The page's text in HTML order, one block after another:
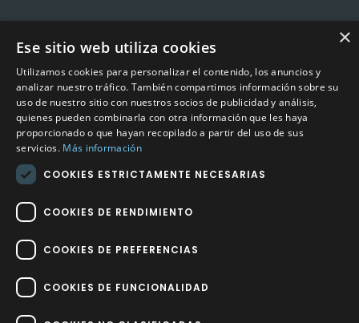
Teléfono957 04 96 57
Emailinfo@factory-sport.es
HORARIO COMERCIAL
Lunes a viernes
10:00 a 14:00 / 18:00 a 21:00
×
Ese sitio web utiliza cookies
Utilizamos cookies para personalizar el contenido, los anuncios y
analizar nuestro tráfico. También compartimos información sobre su
uso de nuestro sitio con nuestros socios de publicidad y análisis,
quienes pueden combinarla con otra información que les haya
proporcionado o que hayan recopilado a partir del uso de sus
servicios. Más información
COOKIES ESTRICTAMENTE NECESARIAS
COOKIES DE RENDIMIENTO
COOKIES DE PREFERENCIAS
COOKIES DE FUNCIONALIDAD